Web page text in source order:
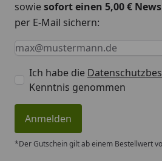
sowiesofort einen 5,00 €
per E-Mail sichern:
Keine Eingabe erforderlich
Eingabe erforderlich
E-Mail *
Ich habe die
Kenntnis genommen
Anmelden
*Der Gutschein gilt ab einem Bestellwert